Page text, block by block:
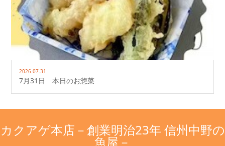
2026.07.31
7月31日 本日のお惣菜
カクアゲ本店－創業明治23年 信州中野の
魚屋－